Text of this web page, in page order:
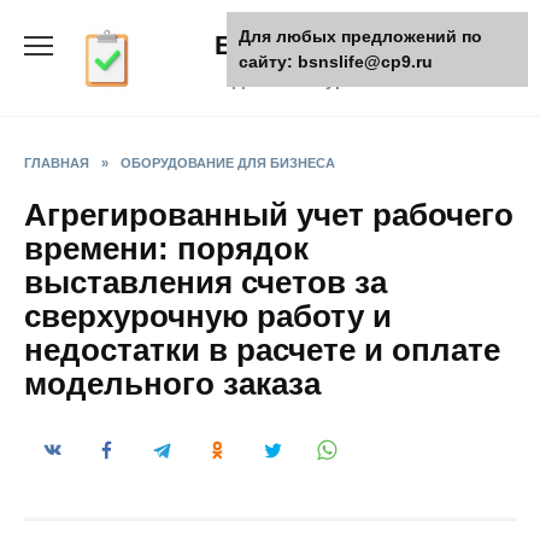
БизнесЖизнь
ГЛАВНАЯ » ОБОРУДОВАНИЕ ДЛЯ БИЗНЕСА
Агрегированный учет рабочего
времени: порядок
выставления счетов за
сверхурочную работу и
недостатки в расчете и оплате
модельного заказа
Для любых предложений по
сайту: bsnslife@cp9.ru